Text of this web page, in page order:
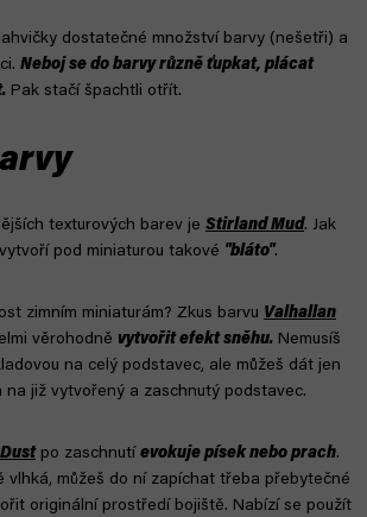
dostatečné množství barvy (nešetři) a
Neboj se do barvy různě ťupkat, plácat
Pak stačí špachtli otřít.
texturových barev je Stirland Mud. Jak
pod miniaturou takové "bláto".
zimním miniaturám? Zkus barvu Valhallan
věrohodně vytvořit efekt sněhu. Nemusíš
na celý podstavec, ale můžeš dát jen
na již vytvořený a zaschnutý podstavec.
po zaschnutí evokuje písek nebo prach.
vlhká, můžeš do ní zapíchat třeba přebytečné
originální prostředí bojiště. Nabízí se použít